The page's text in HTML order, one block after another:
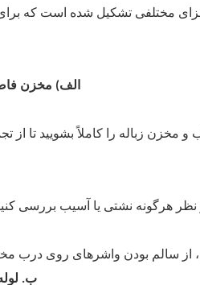
مختلفی تشکیل شده است که
الف) مخزن
مخزن زباله را کاملاً بشویید تا
هرگونه نشتی یا آسیب بررسی
ب.